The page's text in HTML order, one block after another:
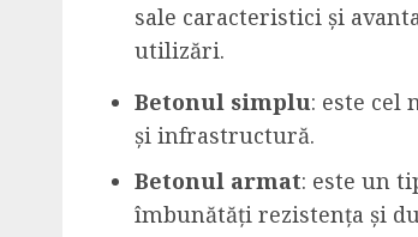
sale caracteristici și
utilizări.
Betonul simplu: este cel
și infrastructură.
Betonul armat: este un
îmbunătăți rezistența și